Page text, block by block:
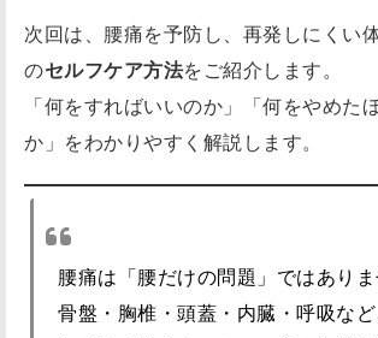
次回は、腰痛を予防し、再発しにくい
のセルフケア方法をご紹介します。
「何をすればいいのか」「何をやめた
か」をわかりやすく解説します。
腰痛は「腰だけの問題」ではありま
骨盤・胸椎・頭蓋・内臓・呼吸な